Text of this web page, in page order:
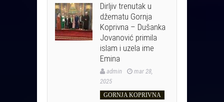
Dirljiv trenutak u
džematu Gornja
Koprivna – Dušanka
Jovanović primila
islam i uzela ime
Emina
admin
mar 28,
2025
GORNJA KOPRIVNA